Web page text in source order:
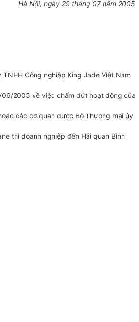
Hà Nội, ngày 29 tháng 07 năm 2005
Công nghiệp King Jade Việt Nam
06/2005 về việc chấm dứt hoạt động của
các cơ quan được Bộ Thương mại ủy
thì doanh nghiệp đến Hải quan Bình